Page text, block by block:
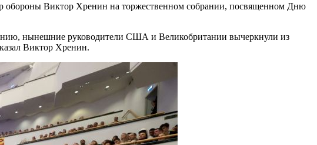
обороны Виктор Хренин на торжественном собрании, посвященном Дню
нынешние руководители США и Великобритании вычеркнули из
Виктор Хренин.